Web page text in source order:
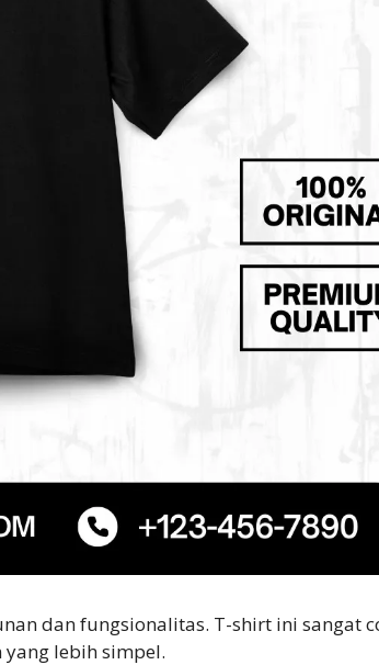
dan fungsionalitas. T-shirt ini sangat
lebih simpel.